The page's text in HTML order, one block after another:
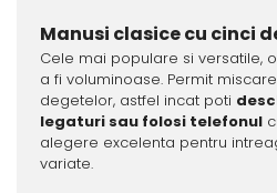
Manusi clasice cu cinci
Cele mai populare si versatile,
a fi voluminoase. Permit
degetelor, astfel incat poti
legaturi sau folosi telefonul
alegere excelenta pentru
variate.